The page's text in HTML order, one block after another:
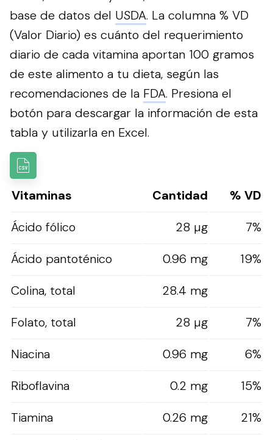
base de datos del USDA. La columna % VD
(Valor Diario) es cuánto del requerimiento
diario de cada vitamina aportan 100 gramos
de este alimento a tu dieta, según las
recomendaciones de la FDA. Presiona el
botón para descargar la información de esta
tabla y utilizarla en Excel.
Vitaminas Cantidad
% VD
Ácido fólico
28 µg
7%
Ácido pantoténico
0.96 mg
19%
Colina, total
28.4 mg
Folato, total
28 µg
7%
Niacina
0.96 mg
6%
Riboflavina
0.2 mg
15%
Tiamina
0.26 mg
21%